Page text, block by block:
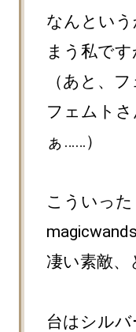
なんとい
まう私です
（あと、
フェムト
ぁ……）
こういっ
凄い素敵
台はシル